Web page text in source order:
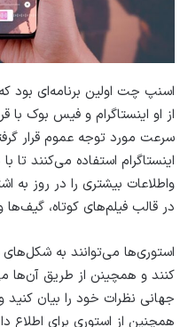
از او اینستاگرام و فیس بوک با
سرعت مورد توجه عموم قرار
اینستاگرام استفاده می‌کنند تا
واطلاعات بیشتری را در روز به
در قالب فیلم‌های کوتاه،
استوری‌ها می‌توانند به
کنند و همچینن از طریق آن‌ها
جهانی نظرات خود را بیان کنید
همچنین از استوری برای اطلاع